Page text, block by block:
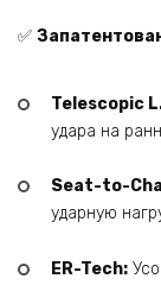
✅
Telescopic
удара на
Seat-to-
ударную
ER-Tech: